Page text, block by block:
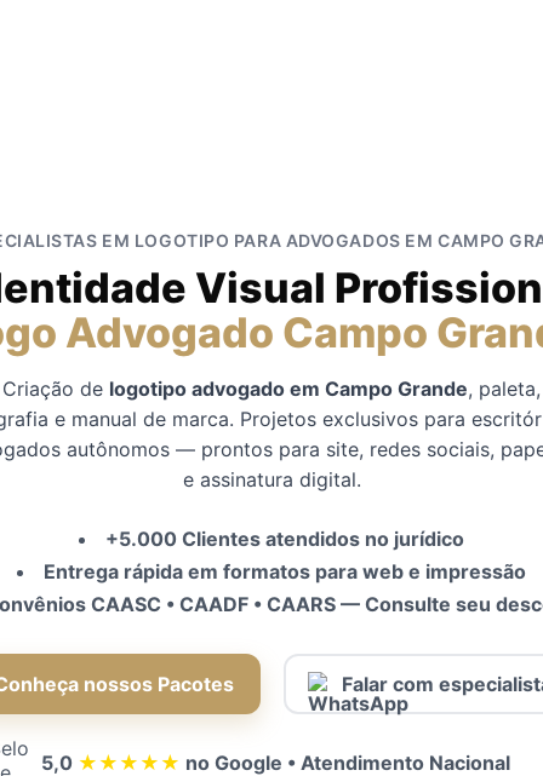
EM LOGOTIPO PARA ADVOGADOS EM CAMPO
Visual
Advogado Campo
Criação de logotipo advogado em Campo Grande, paleta,
e manual de marca. Projetos exclusivos para
autônomos — prontos para site, redes sociais,
e assinatura digital.
+5.000 Clientes atendidos no jurídico
Entrega rápida em formatos para web e impressão
CAASC • CAADF • CAARS — Consulte seu
nossos Pacotes Falar com
5,0 ★★★★★ no Google • Atendimento Nacional